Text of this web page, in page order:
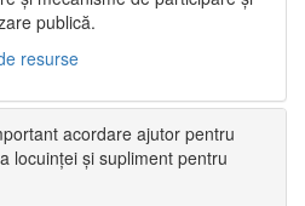
publică.
resurse
acordare ajutor pentru
locuinței și supliment pentru